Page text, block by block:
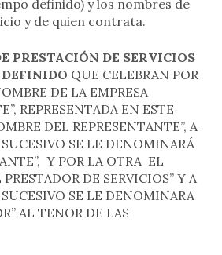
definido) y los nombres de
y de quien contrata.
PRESTACIÓN DE SERVICIOS
QUE CELEBRAN POR
DE LA EMPRESA
REPRESENTADA EN ESTE
DEL REPRESENTANTE”, A
SE LE DENOMINARÁ
Y POR LA OTRA EL
DE SERVICIOS” Y A
SE LE DENOMINARA
AL TENOR DE LAS